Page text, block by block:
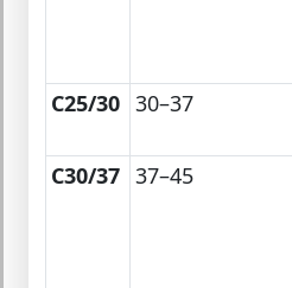
C25/30 30–37
C30/37 37–45